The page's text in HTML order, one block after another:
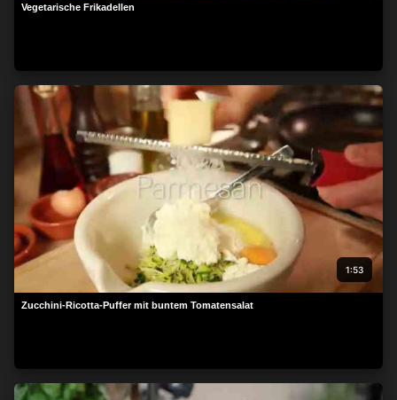
Vegetarische Frikadellen
1:53
Zucchini-Ricotta-Puffer mit buntem Tomatensalat